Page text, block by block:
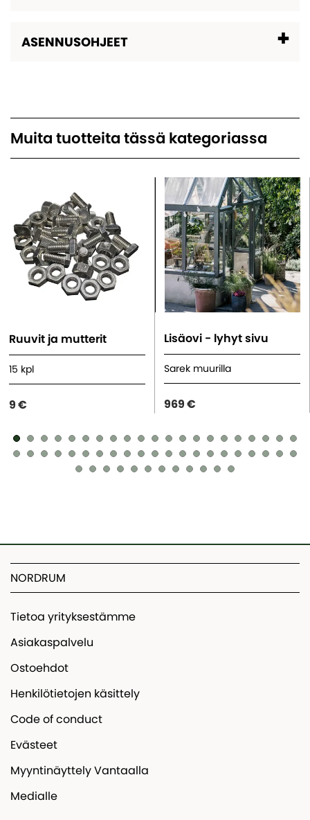
ASENNUSOHJEET
Muita tuotteita tässä kategoriassa
Ruuvit ja mutterit
15 kpl
9 €
Lisäovi - lyhyt sivu
Sarek muurilla
969 €
NORDRUM
Tietoa yrityksestämme
Asiakaspalvelu
Ostoehdot
Henkilötietojen käsittely
Code of conduct
Evästeet
Myyntinäyttely Vantaalla
Medialle